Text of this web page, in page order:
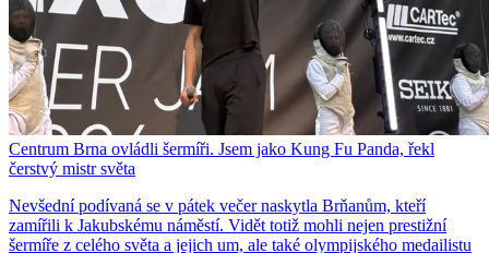
Centrum Brna ovládli šermíři. Jsem jako Kung Fu Panda, řekl
čerstvý mistr světa
Nevšední podívaná se v pátek večer naskytla Brňanům, kteří
zamířili k Jakubskému náměstí. Vidět totiž mohli nejen prestižní
šermíře z celého světa a jejich um, ale také olympijského medailistu